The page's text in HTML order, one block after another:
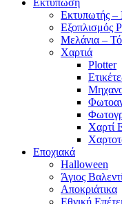
Εκτύπωση
Εκτυπωτής –
Εξοπλισμός
Μελάνια –
Χαρτιά
Plotter
Χαρτί
Εποχιακά
Halloween
Άγιος
Αποκριάτικα